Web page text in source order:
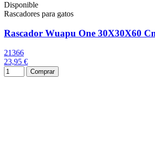
Disponible
Rascadores para gatos
Rascador Wuapu One 30X30X60
21366
23,95 €
Comprar